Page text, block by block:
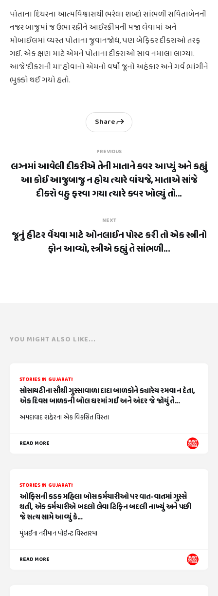
પોતાના દિયરના આત્મવિશ્વાસથી ભરેલા શબ્દો સાંભળી સવિતાબેનની
નજર બાજુમાં જ ઉભા રહીને આઈસ્ક્રીમની મજા લેવામાં અને
મોબાઈલમાં વ્યસ્ત પોતાના જુવાનજોધ, પણ બેફિકર દીકરાઓ તરફ
ગઈ. એક ક્ષણ માટે એમને પોતાના દીકરાઓ સાવ નમાલા લાગ્યા.
આજે 'દીકરાની મા' હોવાનો એમનો વર્ષો જૂનો અહંકાર અને ગર્વ ભાંગીને
ભુક્કો થઈ ગયો હતો.
PREVIOUS
લગ્નમાં આવેલી દીકરીએ તેની માતાને કવર આપ્યું અને કહ્યું
આ કોઈ આજુબાજુ ન હોય ત્યારે વાંચજે, માતાએ સાંજે
દીકરો વહુ ફરવા ગયા ત્યારે કવર ખોલ્યું તો...
Share
NEXT
જૂનું હીટર વેંચવા માટે ઓનલાઈન પોસ્ટ કરી તો એક સ્ત્રીનો
ફોન આવ્યો, સ્ત્રીએ કહ્યું તે સાંભળી...
YOU MIGHT ALSO LIKE...
STORIES IN GUJARATI
સોસાયટીના સૌથી ગુસ્સાવાળા દાદા બાળકોને ક્યારેય રમવા ન દેતા,
એક દિવસ બાળકની બોલ ઘરમાં ગઈ અને અંદર જે જોયું તે...
અમદાવાદ શહેરના એક વિકસિત વિસ્તા
READ MORE
STORIES IN GUJARATI
ઓફિસની કડક મહિલા બોસ કર્મચારીઓ પર વાત-વાતમાં ગુસ્સે
થતી, એક કર્મચારીએ બદલો લેવા ટિફિન બદલી નાખ્યું અને પછી
જે સત્ય સામે આવ્યું કે...
મુંબઈના નરીમાન પોઇન્ટ વિસ્તારમા
READ MORE